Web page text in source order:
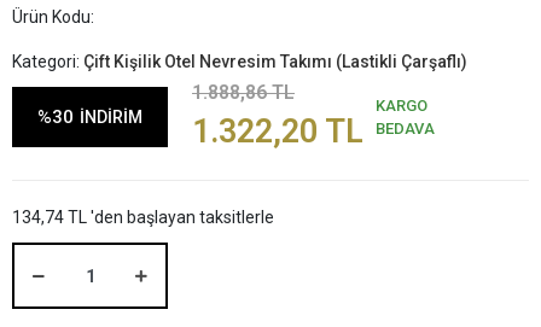
Ürün Kodu:
Kategori: Çift Kişilik Otel Nevresim Takımı (Lastikli Çarşaflı)
%30 İNDİRİM
1.888,86 TL
1.322,20 TL
KARGO
BEDAVA
134,74 TL 'den başlayan taksitlerle